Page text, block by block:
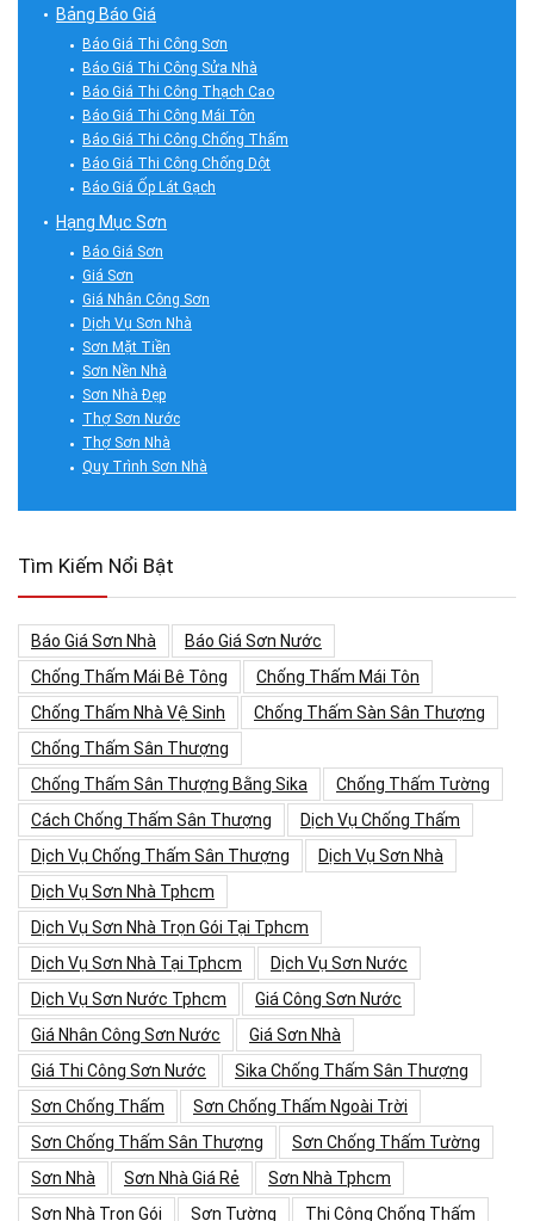
Bảng Báo Giá
Báo Giá Thi Công Sơn
Báo Giá Thi Công Sửa Nhà
Báo Giá Thi Công Thạch Cao
Báo Giá Thi Công Mái Tôn
Báo Giá Thi Công Chống Thấm
Báo Giá Thi Công Chống Dột
Báo Giá Ốp Lát Gạch
Hạng Mục Sơn
Báo Giá Sơn
Giá Sơn
Giá Nhân Công Sơn
Dịch Vụ Sơn Nhà
Sơn Mặt Tiền
Sơn Nền Nhà
Sơn Nhà Đẹp
Thợ Sơn Nước
Thợ Sơn Nhà
Quy Trình Sơn Nhà
Tìm Kiếm Nổi Bật
Báo Giá Sơn Nhà
Báo Giá Sơn Nước
Chống Thấm Mái Bê Tông
Chống Thấm Mái Tôn
Chống Thấm Nhà Vệ Sinh
Chống Thấm Sàn Sân Thượng
Chống Thấm Sân Thượng
Chống Thấm Sân Thượng Bằng Sika
Chống Thấm Tường
Cách Chống Thấm Sân Thượng
Dịch Vụ Chống Thấm
Dịch Vụ Chống Thấm Sân Thượng
Dịch Vụ Sơn Nhà
Dịch Vụ Sơn Nhà Tphcm
Dịch Vụ Sơn Nhà Trọn Gói Tại Tphcm
Dịch Vụ Sơn Nhà Tại Tphcm
Dịch Vụ Sơn Nước
Dịch Vụ Sơn Nước Tphcm
Giá Công Sơn Nước
Giá Nhân Công Sơn Nước
Giá Sơn Nhà
Giá Thi Công Sơn Nước
Sika Chống Thấm Sân Thượng
Sơn Chống Thấm
Sơn Chống Thấm Ngoài Trời
Sơn Chống Thấm Sân Thượng
Sơn Chống Thấm Tường
Sơn Nhà
Sơn Nhà Giá Rẻ
Sơn Nhà Tphcm
Sơn Nhà Trọn Gói
Sơn Tường Thi Công Chống Thấm